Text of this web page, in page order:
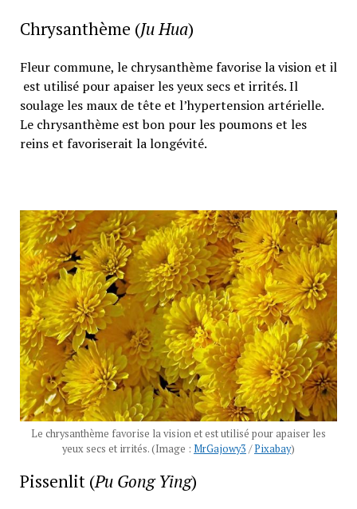
Chrysanthème (Ju Hua)
Fleur commune, le chrysanthème favorise la vision et il
est utilisé pour apaiser les yeux secs et irrités. Il
soulage les maux de tête et l’hypertension artérielle.
Le chrysanthème est bon pour les poumons et les
reins et favoriserait la longévité.
Le chrysanthème favorise la vision et est utilisé pour apaiser les
yeux secs et irrités. (Image : MrGajowy3 /Pixabay)
Pissenlit (Pu Gong Ying)